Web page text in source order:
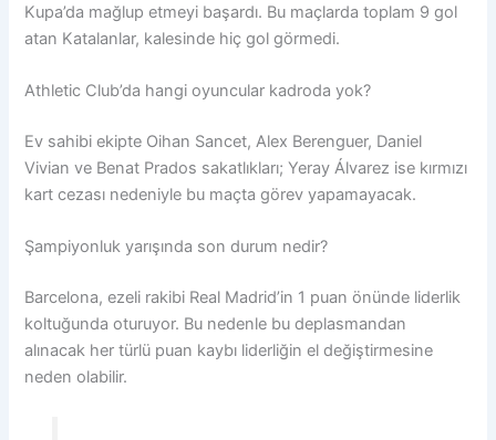
Kupa’da mağlup etmeyi başardı. Bu maçlarda toplam 9 gol
atan Katalanlar, kalesinde hiç gol görmedi.
Athletic Club’da hangi oyuncular kadroda yok?
Ev sahibi ekipte Oihan Sancet, Alex Berenguer, Daniel
Vivian ve Benat Prados sakatlıkları; Yeray Álvarez ise kırmızı
kart cezası nedeniyle bu maçta görev yapamayacak.
Şampiyonluk yarışında son durum nedir?
Barcelona, ezeli rakibi Real Madrid’in 1 puan önünde liderlik
koltuğunda oturuyor. Bu nedenle bu deplasmandan
alınacak her türlü puan kaybı liderliğin el değiştirmesine
neden olabilir.